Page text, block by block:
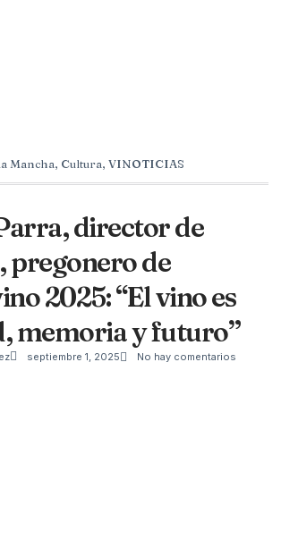
Mancha, Cultura, VINOTICIAS
director de
pregonero de
2025: “El vino es
memoria y futuro”
septiembre 1, 2025
No hay comentarios